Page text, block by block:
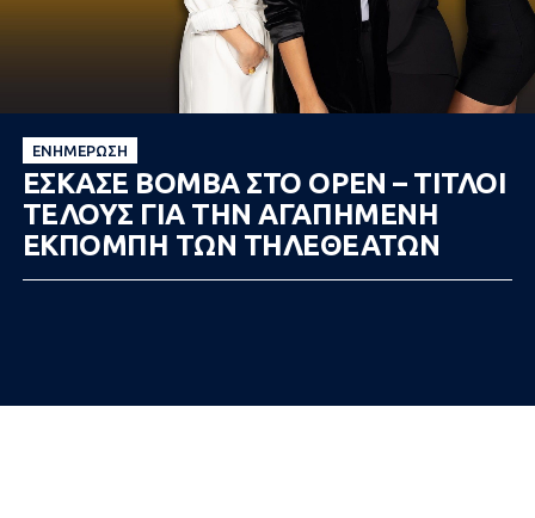
ΕΝΗΜΈΡΩΣΗ
ΕΣΚΑΣΕ ΒΟΜΒΑ ΣΤΟ OPEN – ΤΙΤΛΟΙ
ΤΕΛΟΥΣ ΓΙΑ ΤΗΝ ΑΓΑΠΗΜΕΝΗ
ΕΚΠΟΜΠΗ ΤΩΝ ΤΗΛΕΘΕΑΤΩΝ